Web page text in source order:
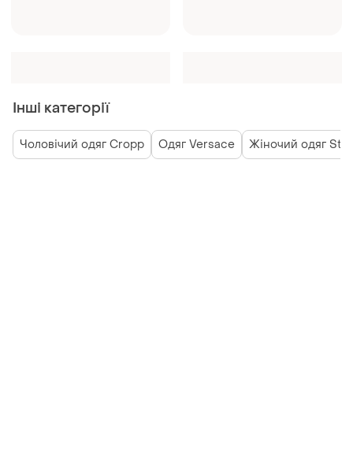
Інші категорії
Чоловічий одяг Cropp Одяг Versace Жіночий одяг